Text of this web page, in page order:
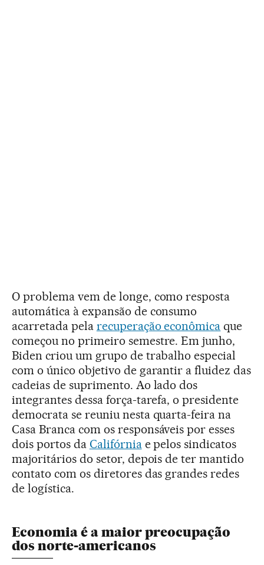
O problema vem de longe, como resposta
automática à expansão de consumo
acarretada pela recuperação econômica que
começou no primeiro semestre. Em junho,
Biden criou um grupo de trabalho especial
com o único objetivo de garantir a fluidez das
cadeias de suprimento. Ao lado dos
integrantes dessa força-tarefa, o presidente
democrata se reuniu nesta quarta-feira na
Casa Branca com os responsáveis por esses
dois portos da Califórniae pelos sindicatos
majoritários do setor, depois de ter mantido
contato com os diretores das grandes redes
de logística.
Economia é a maior preocupação
dos norte-americanos